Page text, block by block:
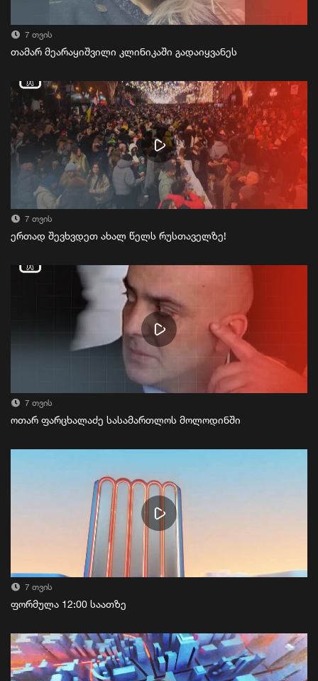
7 თვის
თამარ მეარაყიშვილი კლინიკაში გადაიყვანეს
7 თვის
ერთად შევხვდეთ ახალ წელს რუსთაველზე!
7 თვის
ოთარ ფარცხალაძე სასამართლოს მოლოდინში
7 თვის
ფორმულა 12:00 საათზე